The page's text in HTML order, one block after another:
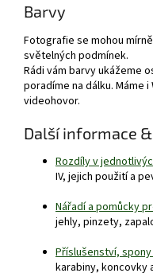
Barvy
Fotografie se mohou
světelných podmínek.
Rádi vám barvy ukážeme
poradíme na dálku. Máme
videohovor.
Další informace
Rozdíly v
IV, jejich použití a
Nářadí a pomůcky
jehly, pinzety,
Příslušenství,
karabiny, koncovky